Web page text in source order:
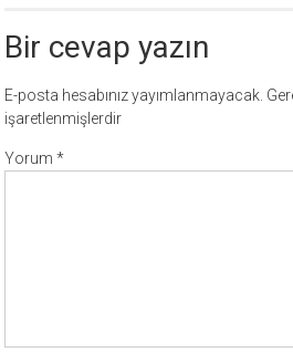
Bir cevap yazın
E-posta hesabınız yayımlanmayacak.
işaretlenmişlerdir
Yorum*